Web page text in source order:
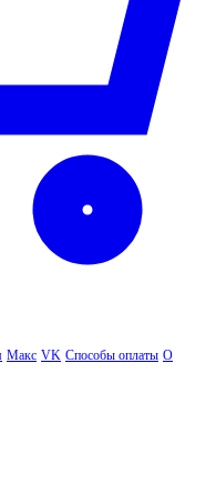
Макс VK Способы оплаты О